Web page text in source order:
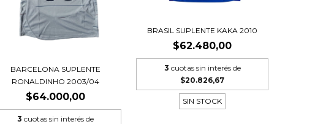
BARCELONA SUPLENTE
RONALDINHO 2003/04
$64.000,00
3 cuotas sin interés de
BRASIL SUPLENTE KAKA 2010
$62.480,00
3 cuotas sin interés de
$20.826,67
SIN STOCK